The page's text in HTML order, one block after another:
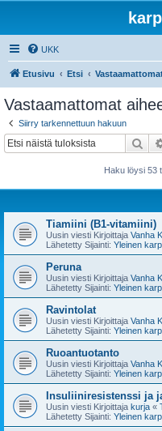
UKK
Etusivu Etsi
Vastaamattomat
Siirry tarkennettuun hakuun
Etsi
Haku löysi 53
Tiamiini (B1-vitamiini)
Uusin viesti Kirjoittaja Vanha
Lähetetty Sijainti: Yleinen
Peruna
Uusin viesti Kirjoittaja Vanha
Lähetetty Sijainti: Yleinen
Ravintolat
Uusin viesti Kirjoittaja Vanha
Lähetetty Sijainti: Yleinen
Ruoantuotanto
Uusin viesti Kirjoittaja Vanha
Lähetetty Sijainti: Yleinen
Insuliiniresistenssi ja
Uusin viesti Kirjoittaja kurja «
Lähetetty Sijainti: Yleinen